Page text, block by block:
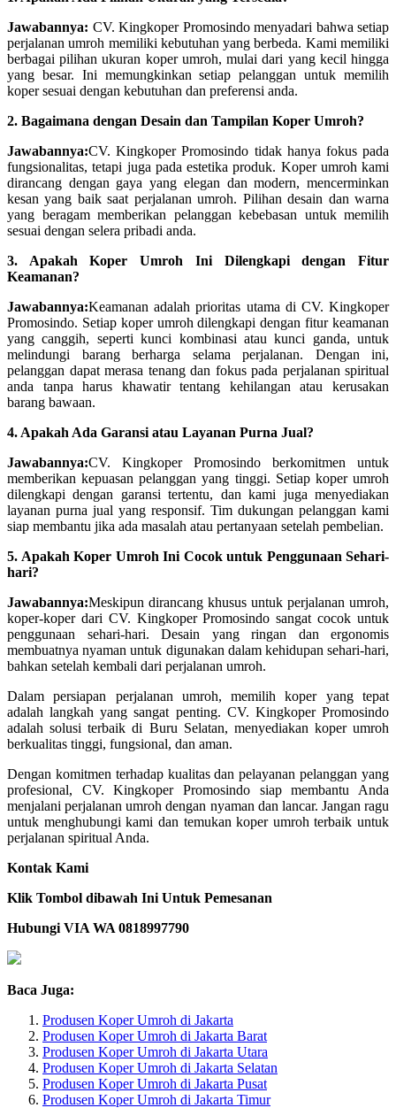
Jawabannya: CV. Kingkoper Promosindo menyadari bahwa setiap
perjalanan umroh memiliki kebutuhan yang berbeda. Kami memiliki
berbagai pilihan ukuran koper umroh, mulai dari yang kecil hingga
yang besar. Ini memungkinkan setiap pelanggan untuk memilih
koper sesuai dengan kebutuhan dan preferensi anda.
2. Bagaimana dengan Desain dan Tampilan Koper Umroh?
Jawabannya:CV. Kingkoper Promosindo tidak hanya fokus pada
fungsionalitas, tetapi juga pada estetika produk. Koper umroh kami
dirancang dengan gaya yang elegan dan modern, mencerminkan
kesan yang baik saat perjalanan umroh. Pilihan desain dan warna
yang beragam memberikan pelanggan kebebasan untuk memilih
sesuai dengan selera pribadi anda.
3. Apakah Koper Umroh Ini Dilengkapi dengan Fitur
Keamanan?
Jawabannya:Keamanan adalah prioritas utama di CV. Kingkoper
Promosindo. Setiap koper umroh dilengkapi dengan fitur keamanan
yang canggih, seperti kunci kombinasi atau kunci ganda, untuk
melindungi barang berharga selama perjalanan. Dengan ini,
pelanggan dapat merasa tenang dan fokus pada perjalanan spiritual
anda tanpa harus khawatir tentang kehilangan atau kerusakan
barang bawaan.
4. Apakah Ada Garansi atau Layanan Purna Jual?
Jawabannya:CV. Kingkoper Promosindo berkomitmen untuk
memberikan kepuasan pelanggan yang tinggi. Setiap koper umroh
dilengkapi dengan garansi tertentu, dan kami juga menyediakan
layanan purna jual yang responsif. Tim dukungan pelanggan kami
siap membantu jika ada masalah atau pertanyaan setelah pembelian.
5. Apakah Koper Umroh Ini Cocok untuk Penggunaan Sehari-
hari?
Jawabannya:Meskipun dirancang khusus untuk perjalanan umroh,
koper-koper dari CV. Kingkoper Promosindo sangat cocok untuk
penggunaan sehari-hari. Desain yang ringan dan ergonomis
membuatnya nyaman untuk digunakan dalam kehidupan sehari-hari,
bahkan setelah kembali dari perjalanan umroh.
Dalam persiapan perjalanan umroh, memilih koper yang tepat
adalah langkah yang sangat penting. CV. Kingkoper Promosindo
adalah solusi terbaik di Buru Selatan, menyediakan koper umroh
berkualitas tinggi, fungsional, dan aman.
Dengan komitmen terhadap kualitas dan pelayanan pelanggan yang
profesional, CV. Kingkoper Promosindo siap membantu Anda
menjalani perjalanan umroh dengan nyaman dan lancar. Jangan ragu
untuk menghubungi kami dan temukan koper umroh terbaik untuk
perjalanan spiritual Anda.
Kontak Kami
Klik Tombol dibawah Ini Untuk Pemesanan
Hubungi VIA WA 0818997790
Baca Juga:
Produsen Koper Umroh di Jakarta
Produsen Koper Umroh di Jakarta Barat
Produsen Koper Umroh di Jakarta Utara
Produsen Koper Umroh di Jakarta Selatan
Produsen Koper Umroh di Jakarta Pusat
Produsen Koper Umroh di Jakarta Timur